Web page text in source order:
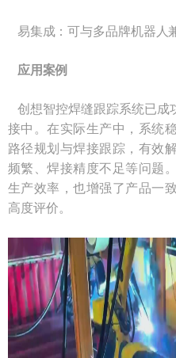
易集成：可与多品牌机器人
应用案例
创想智控焊缝跟踪系统已成
接中。在实际生产中，系统
路径规划与焊接跟踪，有效
频繁、焊接精度不足等问题
生产效率，也增强了产品一
高度评价。